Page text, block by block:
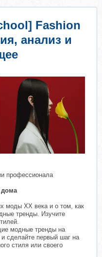
Fashion
анализ и
профессионала
моды ХХ века и о том, как
тренды. Изучите
модные тренды на
сделайте первый шаг на
стиля или своего